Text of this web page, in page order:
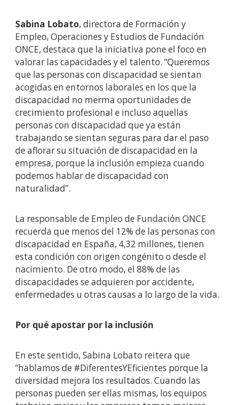
Sabina Lobato, directora de Formación y
Empleo, Operaciones y Estudios de Fundación
ONCE, destaca que la iniciativa pone el foco en
valorar las capacidades y el talento. “Queremos
que las personas con discapacidad se sientan
acogidas en entornos laborales en los que la
discapacidad no merma oportunidades de
crecimiento profesional e incluso aquellas
personas con discapacidad que ya están
trabajando se sientan seguras para dar el paso
de aflorar su situación de discapacidad en la
empresa, porque la inclusión empieza cuando
podemos hablar de discapacidad con
naturalidad”.
La responsable de Empleo de Fundación ONCE
recuerda que menos del 12% de las personas con
discapacidad en España, 4,32 millones, tienen
esta condición con origen congénito o desde el
nacimiento. De otro modo, el 88% de las
discapacidades se adquieren por accidente,
enfermedades u otras causas a lo largo de la vida.
Por qué apostar por la inclusión
En este sentido, Sabina Lobato reitera que
“hablamos de #DiferentesYEficientes porque la
diversidad mejora los resultados. Cuando las
personas pueden ser ellas mismas, los equipos